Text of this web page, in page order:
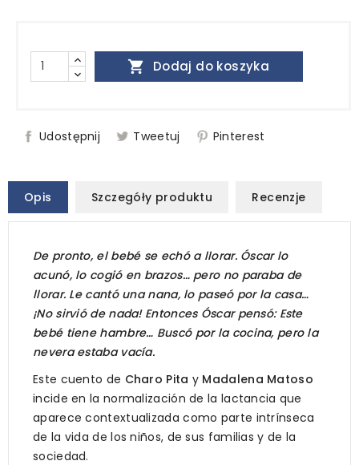
 Dodaj do koszyka
Udostępnij Tweetuj Pinterest
Opis Szczegóły produktu Recenzje
De pronto, el bebé se echó a llorar. Óscar lo
acunó, lo cogió en brazos… pero no paraba de
llorar. Le cantó una nana, lo paseó por la casa…
¡No sirvió de nada! Entonces Óscar pensó: Este
bebé tiene hambre… Buscó por la cocina, pero la
nevera estaba vacía.
Este cuento de Charo Pita y Madalena Matoso
incide en la normalización de la lactancia que
aparece contextualizada como parte intrínseca
de la vida de los niños, de sus familias y de la
sociedad.